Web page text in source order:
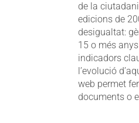
de la
edicions de
desigualtat:
15 o més
indicadors
l’evolució
web permet
documents o